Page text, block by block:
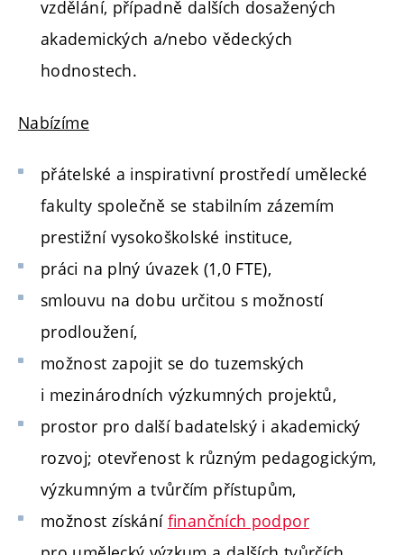
vzdělání, případně dalších dosažených
akademických a/nebo vědeckých
hodnostech.
Nabízíme
přátelské a inspirativní prostředí umělecké
fakulty společně se stabilním zázemím
prestižní vysokoškolské instituce,
práci na plný úvazek (1,0 FTE),
smlouvu na dobu určitou s možností
prodloužení,
možnost zapojit se do tuzemských
i mezinárodních výzkumných projektů,
prostor pro další badatelský i akademický
rozvoj; otevřenost k různým pedagogickým,
výzkumným a tvůrčím přístupům,
možnost získání finančních podpor